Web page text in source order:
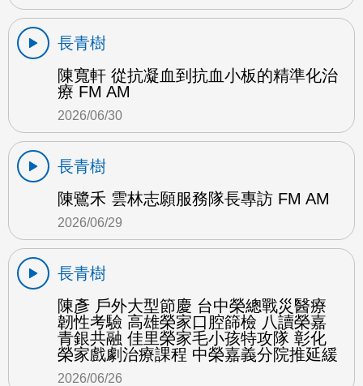
長青樹
陳寬軒 從抗凝血到抗血小板的精準化治
療 FM AM
2026/06/30
長青樹
陳鷺禾 雲林志願服務隊長專訪 FM AM
2026/06/29
長青樹
陳彥 戶外大型節慶 台中榮總戰災醫療
韌性考驗 高雄榮家口腔篩檢 八讀榮嘉
青銀共融 佳里榮家毛小孩特攻隊 彰化
榮家戲劇治療課程 中榮嘉義分院推延緩
2026/06/26